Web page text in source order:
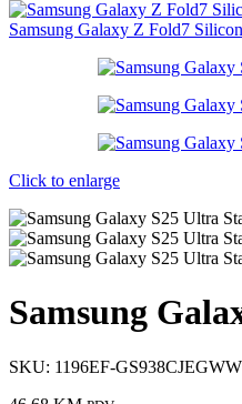
Samsung Galaxy Z Fold7
Click to enlarge
Samsung
SKU: 1196EF-GS938CJEGWW